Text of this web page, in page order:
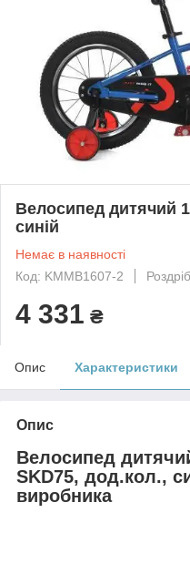
Велосипед дитячий
синій
Немає в наявності
Код: KMMB1607-2
Роздріб
4 331 ₴
Опис Характеристики
Опис
Велосипед
SKD75, дод.кол.,
виробника